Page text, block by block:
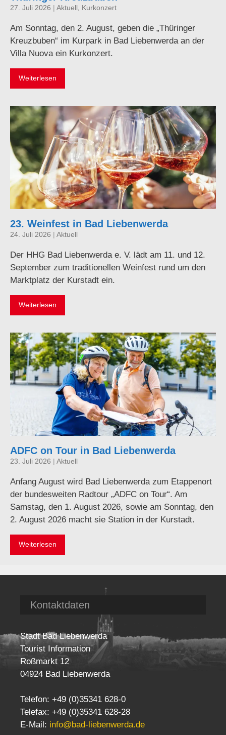
27. Juli 2026 | Aktuell Kurkonzert
Am Sonntag, den 2. August, geben die „Thüringer
Kreuzbuben“ im Kurpark in Bad Liebenwerda an der
Villa Nuova ein Kurkonzert.
Weiterlesen
23. Weinfest in Bad Liebenwerda
24. Juli 2026 | Aktuell
Der HHG Bad Liebenwerda e. V. lädt am 11. und 12.
September zum traditionellen Weinfest rund um den
Marktplatz der Kurstadt ein.
Weiterlesen
ADFC on Tour in Bad Liebenwerda
23. Juli 2026 | Aktuell
Anfang August wird Bad Liebenwerda zum Etappenort
der bundesweiten Radtour „ADFC on Tour“. Am
Samstag, den 1. August 2026, sowie am Sonntag, den
2. August 2026 macht sie Station in der Kurstadt.
Weiterlesen
Kontaktdaten
Stadt Bad Liebenwerda
Tourist Information
Roßmarkt 12
04924 Bad Liebenwerda
Telefon: +49 (0)35341 628-0
Telefax: +49 (0)35341 628-28
E-Mail: info@bad-liebenwerda.de